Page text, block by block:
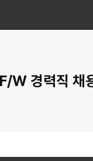
W 경력직 채